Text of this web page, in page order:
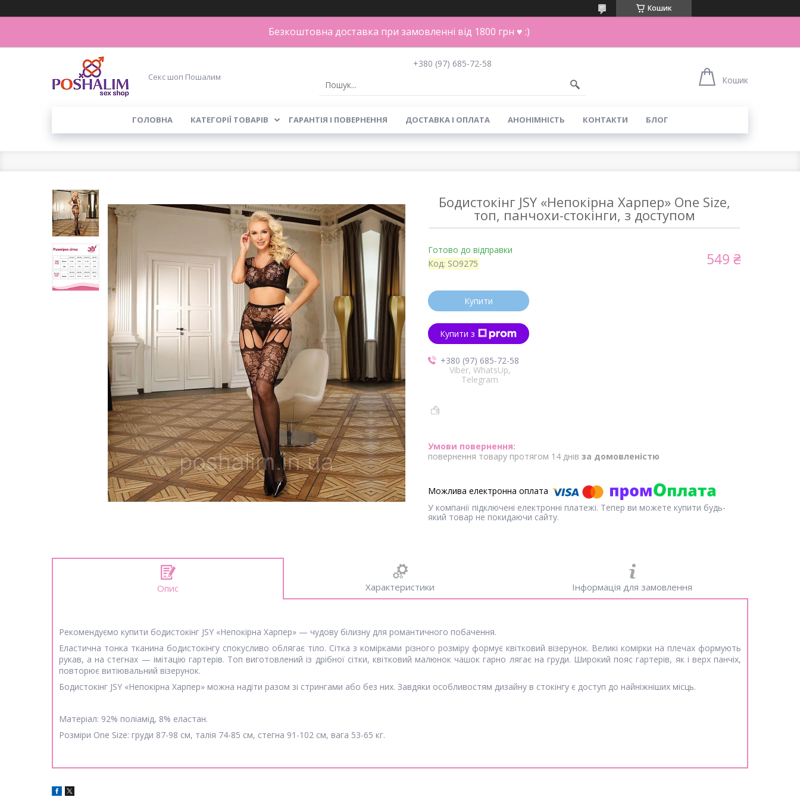
Кошик
Безкоштовна доставка при замовленні від 1800 грн ♥ :)
Секс шоп Пошалим
+380 (97) 685-72-58
Кошик
ГОЛОВНА КАТЕГОРІЇ ТОВАРІВ ГАРАНТІЯ І ПОВЕРНЕННЯ ДОСТАВКА І ОПЛАТА АНОНІМНІСТЬ КОНТАКТИ БЛОГ
Бодистокінг JSY «Непокірна Харпер» One Size,
топ, панчохи-стокінги, з доступом
Готово до відправки
Код: SO9275 549 ₴
Купити
Купити з
+380 (97) 685-72-58
Viber, WhatsUp,
Telegram
повернення товару протягом 14 днів за домовленістю
У компанії підключені електронні платежі. Тепер ви можете купити будь-
який товар не покидаючи сайту.
Опис Характеристики Інформація для замовлення
Рекомендуємо купити бодистокінг JSY «Непокірна Харпер» — чудову білизну для романтичного побачення.
Еластична тонка тканина бодистокінгу спокусливо облягає тіло. Сітка з комірками різного розміру формує квітковий візерунок. Великі комірки на плечах формують
рукав, а на стегнах — імітацію гартерів. Топ виготовлений із дрібної сітки, квітковий малюнок чашок гарно лягає на груди. Широкий пояс гартерів, як і верх панчіх,
повторює витіювальний візерунок.
Бодистокінг JSY «Непокірна Харпер» можна надіти разом зі стрингами або без них. Завдяки особливостям дизайну в стокінгу є доступ до найніжніших місць.
Матеріал: 92% поліамід, 8% еластан.
Розміри One Size: груди 87-98 см, талія 74-85 см, стегна 91-102 см, вага 53-65 кг.